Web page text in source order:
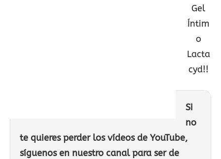
Gel
Íntim
o
Lacta
cyd!!
Si
no
te quieres perder los vídeos de YouTube,
síguenos en nuestro canal para ser de